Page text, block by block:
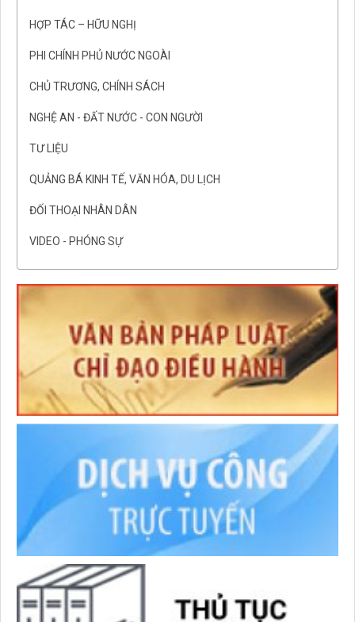
HỢP TÁC – HỮU NGHỊ
PHI CHÍNH PHỦ NƯỚC NGOÀI
CHỦ TRƯƠNG, CHÍNH SÁCH
NGHỆ AN - ĐẤT NƯỚC - CON NGƯỜI
TƯ LIỆU
QUẢNG BÁ KINH TẾ, VĂN HÓA, DU LỊCH
ĐỐI THOẠI NHÂN DÂN
VIDEO - PHÓNG SỰ